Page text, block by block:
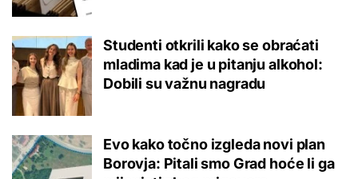
Studenti otkrili kako se obraćati
mladima kad je u pitanju alkohol:
Dobili su važnu nagradu
Evo kako točno izgleda novi plan
Borovja: Pitali smo Grad hoće li ga